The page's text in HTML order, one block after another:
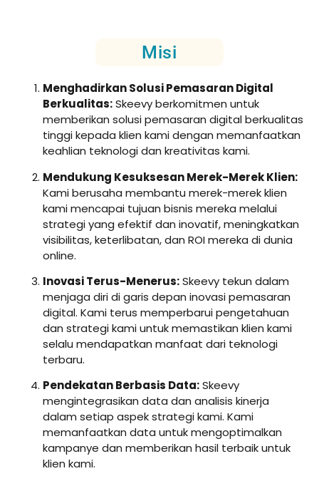
Misi
Menghadirkan Solusi Pemasaran Digital
Berkualitas:Skeevy berkomitmen untuk
memberikan solusi pemasaran digital berkualitas
tinggi kepada klien kami dengan memanfaatkan
keahlian teknologi dan kreativitas kami.
Mendukung Kesuksesan Merek-Merek Klien:
Kami berusaha membantu merek-merek klien
kami mencapai tujuan bisnis mereka melalui
strategi yang efektif dan inovatif, meningkatkan
visibilitas, keterlibatan, dan ROI mereka di dunia
online.
Inovasi Terus-Menerus:Skeevy tekun dalam
menjaga diri di garis depan inovasi pemasaran
digital. Kami terus memperbarui pengetahuan
dan strategi kami untuk memastikan klien kami
selalu mendapatkan manfaat dari teknologi
terbaru.
Pendekatan Berbasis Data:Skeevy
mengintegrasikan data dan analisis kinerja
dalam setiap aspek strategi kami. Kami
memanfaatkan data untuk mengoptimalkan
kampanye dan memberikan hasil terbaik untuk
klien kami.